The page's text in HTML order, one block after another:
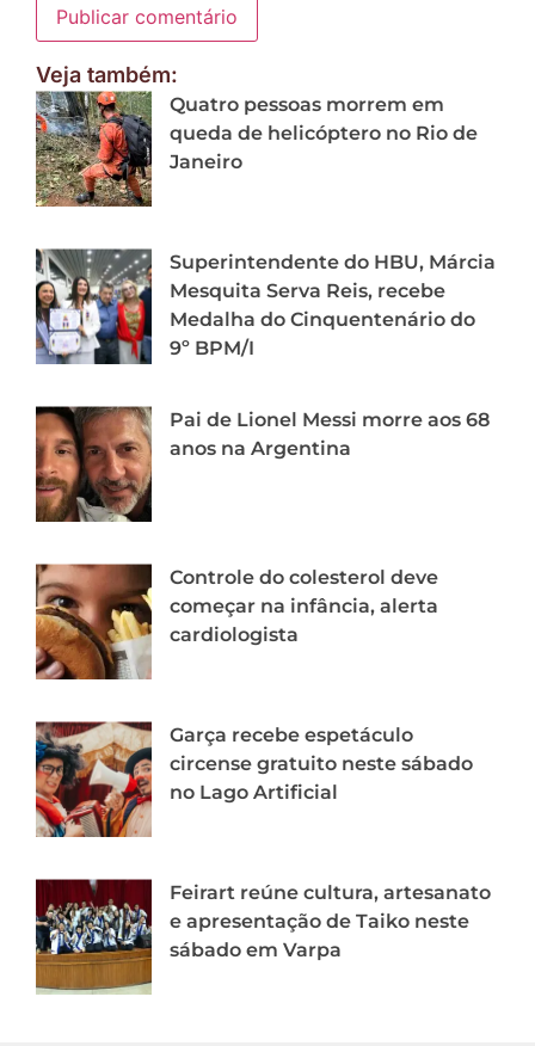
Veja também:
Quatro pessoas morrem em
queda de helicóptero no Rio de
Janeiro
Superintendente do HBU, Márcia
Mesquita Serva Reis, recebe
Medalha do Cinquentenário do
9º BPM/I
Pai de Lionel Messi morre aos 68
anos na Argentina
Controle do colesterol deve
começar na infância, alerta
cardiologista
Garça recebe espetáculo
circense gratuito neste sábado
no Lago Artificial
Feirart reúne cultura, artesanato
e apresentação de Taiko neste
sábado em Varpa